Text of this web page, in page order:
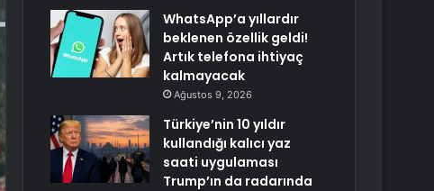
WhatsApp’a yıllardır
beklenen özellik geldi!
Artık telefona ihtiyaç
kalmayacak
Ağustos 9, 2026
Türkiye’nin 10 yıldır
kullandığı kalıcı yaz
saati uygulaması
Trump’ın da radarında